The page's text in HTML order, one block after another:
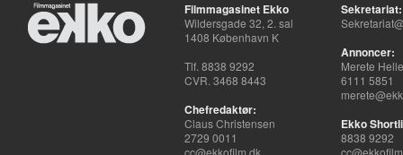
Filmmagasinet Ekko
Wildersgade 32, 2. sal
1408 København K
Tlf. 8838 9292
CVR. 3468 8443
Chefredaktør:
Claus Christensen
2729 0011
cc@ekkofilm.dk
Sekretariat:
Annoncer:
Merete
6111 5851
Ekko
8838 9292